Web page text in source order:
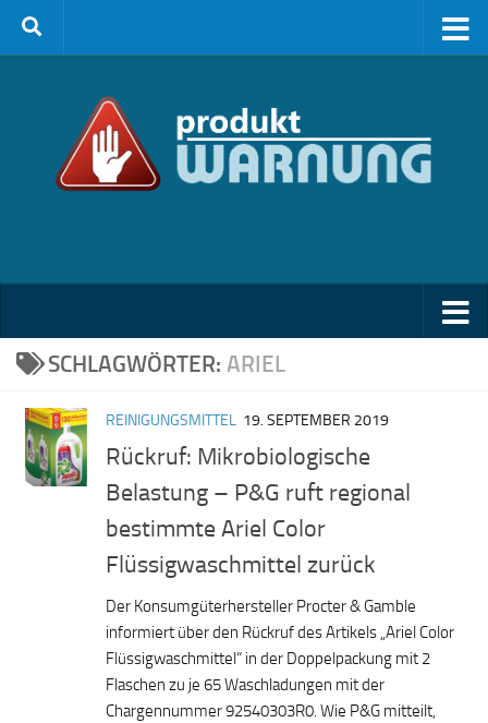
Zum Inhalt springen
SCHLAGWÖRTER: ARIEL
REINIGUNGSMITTEL 19. SEPTEMBER 2019
Rückruf: Mikrobiologische
Belastung – P&G ruft regional
bestimmte Ariel Color
Flüssigwaschmittel zurück
Der Konsumgüterhersteller Procter & Gamble
informiert über den Rückruf des Artikels „Ariel Color
Flüssigwaschmittel“ in der Doppelpackung mit 2
Flaschen zu je 65 Waschladungen mit der
Chargennummer 92540303R0. Wie P&G mitteilt,